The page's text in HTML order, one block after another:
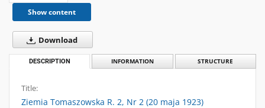
Show content
Download
DESCRIPTION INFORMATION STRUCTURE
Title:
Ziemia Tomaszowska R. 2, Nr 2 (20 maja 1923)